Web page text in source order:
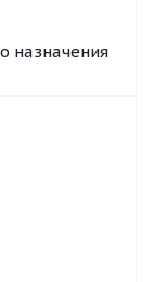
назначения